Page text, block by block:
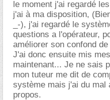
le moment j'ai regardé
j'ai à ma disposition,
_-), j'ai regardé le
questions a l'opérateur,
améliorer son confond
J'ai donc ensuite mis
maintenant... Je ne sais
mon tuteur me dit de
système mais j'ai du mal
propos.